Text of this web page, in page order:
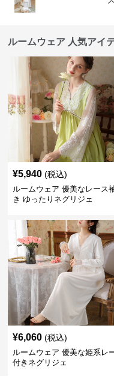
ルームウェア 人気アイ
¥5,940 (税込)
ルームウェア 優美なレース
き ゆったりネグリジェ
¥6,060 (税込)
ルームウェア 優美な姫系レ
付きネグリジェ